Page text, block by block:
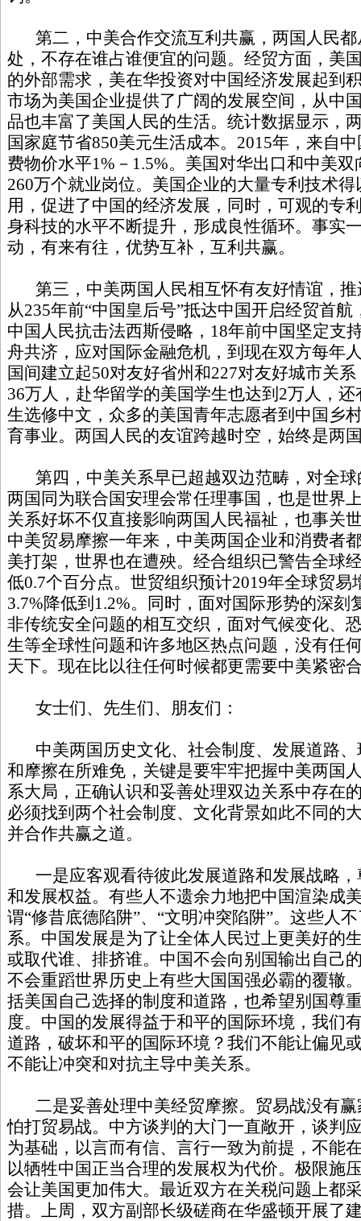
第二，中美合作交流互利共赢，两国人民都
处，不存在谁占谁便宜的问题。经贸方面，美
的外部需求，美在华投资对中国经济发展起到
市场为美国企业提供了广阔的发展空间，从中
品也丰富了美国人民的生活。统计数据显示，
国家庭节省850美元生活成本。2015年，来自
费物价水平1%－1.5%。美国对华出口和中美
260万个就业岗位。美国企业的大量专利技术
用，促进了中国的经济发展，同时，可观的专
身科技的水平不断提升，形成良性循环。事实
动，有来有往，优势互补，互利共赢。
第三，中美两国人民相互怀有友好情谊，推
从235年前“中国皇后号”抵达中国开启经贸首
中国人民抗击法西斯侵略，18年前中国坚定支
舟共济，应对国际金融危机，到现在双方每年
国间建立起50对友好省州和227对友好城市关
36万人，赴华留学的美国学生也达到2万人，
生选修中文，众多的美国青年志愿者到中国乡
育事业。两国人民的友谊跨越时空，始终是两
第四，中美关系早已超越双边范畴，对全球
两国同为联合国安理会常任理事国，也是世界
关系好坏不仅直接影响两国人民福祉，也事关
中美贸易摩擦一年来，中美两国企业和消费者
美打架，世界也在遭殃。经合组织已警告全球
低0.7个百分点。世贸组织预计2019年全球贸易
3.7%降低到1.2%。同时，面对国际形势的深刻
非传统安全问题的相互交织，面对气候变化、
生等全球性问题和许多地区热点问题，没有任
天下。现在比以往任何时候都更需要中美紧密
女士们、先生们、朋友们：
中美两国历史文化、社会制度、发展道路、
和摩擦在所难免，关键是要牢牢把握中美两国
系大局，正确认识和妥善处理双边关系中存在
必须找到两个社会制度、文化背景如此不同的
并合作共赢之道。
一是应客观看待彼此发展道路和发展战略，
和发展权益。有些人不遗余力地把中国渲染成
谓“修昔底德陷阱”、“文明冲突陷阱”。这些人
系。中国发展是为了让全体人民过上更美好的
或取代谁、排挤谁。中国不会向别国输出自己
不会重蹈世界历史上有些大国国强必霸的覆辙
括美国自己选择的制度和道路，也希望别国尊
度。中国的发展得益于和平的国际环境，我们
道路，破坏和平的国际环境？我们不能让偏见
不能让冲突和对抗主导中美关系。
二是妥善处理中美经贸摩擦。贸易战没有赢
怕打贸易战。中方谈判的大门一直敞开，谈判
为基础，以言而有信、言行一致为前提，不能
以牺牲中国正当合理的发展权为代价。极限施
会让美国更加伟大。最近双方在关税问题上都
措。上周，双方副部长级磋商在华盛顿开展了